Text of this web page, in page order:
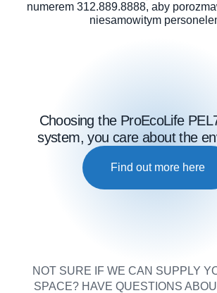
numerem 312.889.8888, aby
niesamowitym
Choosing the ProEcoLife
system, you care about the
Find out more here
NOT SURE IF WE CAN SUPPLY
SPACE? HAVE QUESTIONS